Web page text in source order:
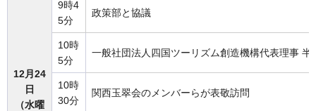
12月24
日
（水曜
9時4
5分
政策部と協議
10時
5分
一般社団法人四国ツーリズム創造機構代表理事 半
10時
30分
関西玉翠会のメンバーらが表敬訪問